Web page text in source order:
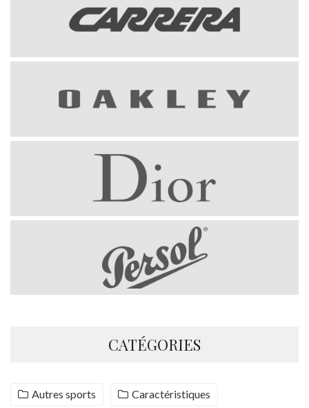
CATÉGORIES
Autres sports Caractéristiques